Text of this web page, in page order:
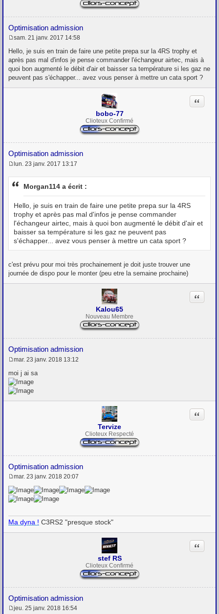
Optimisation admission
e
s
a
g
sam. 21 janv. 2017 14:58
Hello, je suis en train de faire une petite prepa sur la 4RS trophy et
après pas mal d'infos je pense commander l'échangeur airtec, mais à
quoi bon augmenté le débit d'air et baisser sa température si les gaz ne
peuvent pas s'échapper... avez vous penser à mettre un cata sport ?
bobo-77
Clioteux Confirmé
Optimisation admission
Citation
e
s
g
e
lun. 23 janv. 2017 13:17
Morgan114 a écrit :
Hello, je suis en train de faire une petite prepa sur la 4RS
trophy et après pas mal d'infos je pense commander
l'échangeur airtec, mais à quoi bon augmenté le débit d'air et
baisser sa température si les gaz ne peuvent pas
s'échapper... avez vous penser à mettre un cata sport ?
c'est prévu pour moi très prochainement je doit juste trouver une
journée de dispo pour le monter (peu etre la semaine prochaine)
Kalou65
Nouveau Membre
Optimisation admission
Citation
e
s
s
a
mar. 23 janv. 2018 13:12
moi j ai sa
Tervize
Clioteux Respecté
Optimisation admission
Citation
e
s
s
g
e
mar. 23 janv. 2018 20:07
Ma dyna ! C3RS2 "presque stock"
stef RS
Clioteux Confirmé
Optimisation admission
Citation
jeu. 25 janv. 2018 16:54